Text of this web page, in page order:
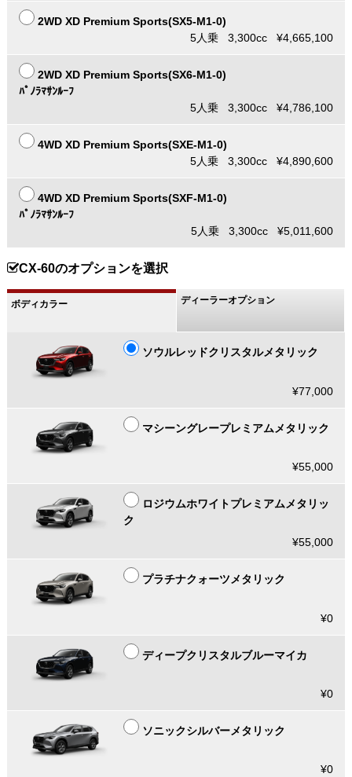
2WD XD Premium Sports(SX5-M1-0)
5人乗 3,300cc ¥4,665,100
2WD XD Premium Sports(SX6-M1-0)
ﾊﾟﾉﾗﾏｻﾝﾙｰﾌ
5人乗 3,300cc ¥4,786,100
4WD XD Premium Sports(SXE-M1-0)
5人乗 3,300cc ¥4,890,600
4WD XD Premium Sports(SXF-M1-0)
ﾊﾟﾉﾗﾏｻﾝﾙｰﾌ
5人乗 3,300cc ¥5,011,600
CX-60のオプションを選択
ボディカラー ディーラーオプション
ソウルレッドクリスタルメタリック
¥77,000
マシーングレープレミアムメタリック
¥55,000
ロジウムホワイトプレミアムメタリッ
ク
¥55,000
プラチナクォーツメタリック
¥0
ディープクリスタルブルーマイカ
¥0
ソニックシルバーメタリック
¥0